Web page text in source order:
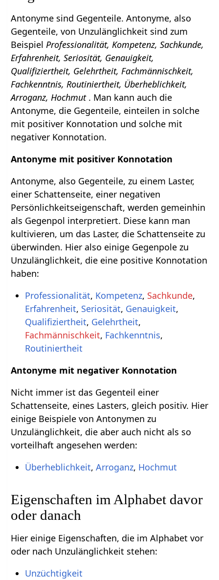
Antonyme sind Gegenteile. Antonyme, also
Gegenteile, von Unzulänglichkeit sind zum
BeispielProfessionalität, Kompetenz, Sachkunde,
Erfahrenheit, Seriosität, Genauigkeit,
Qualifiziertheit, Gelehrtheit, Fachmännischkeit,
Fachkenntnis, Routiniertheit, Überheblichkeit,
Arroganz, Hochmut . Man kann auch die
Antonyme, die Gegenteile, einteilen in solche
mit positiver Konnotation und solche mit
negativer Konnotation.
Antonyme mit positiver Konnotation
Antonyme, also Gegenteile, zu einem Laster,
einer Schattenseite, einer negativen
Persönlichkeitseigenschaft, werden gemeinhin
als Gegenpol interpretiert. Diese kann man
kultivieren, um das Laster, die Schattenseite zu
überwinden. Hier also einige Gegenpole zu
Unzulänglichkeit, die eine positive Konnotation
haben:
Professionalität, Kompetenz, Sachkunde,
Erfahrenheit, Seriosität, Genauigkeit,
Qualifiziertheit, Gelehrtheit,
Fachmännischkeit, Fachkenntnis,
Routiniertheit
Antonyme mit negativer Konnotation
Nicht immer ist das Gegenteil einer
Schattenseite, eines Lasters, gleich positiv. Hier
einige Beispiele von Antonymen zu
Unzulänglichkeit, die aber auch nicht als so
vorteilhaft angesehen werden:
Überheblichkeit, Arroganz, Hochmut
Eigenschaften im Alphabet davor
oder danach
Hier einige Eigenschaften, die im Alphabet vor
oder nach Unzulänglichkeit stehen:
Unzüchtigkeit